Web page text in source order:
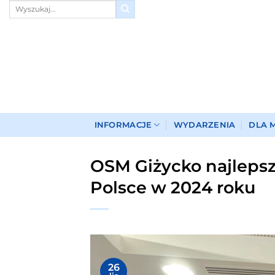
Przewiń
INFORMACJE WYDARZENIA DLA
OSM Giżycko
Polsce w 2024 roku
26